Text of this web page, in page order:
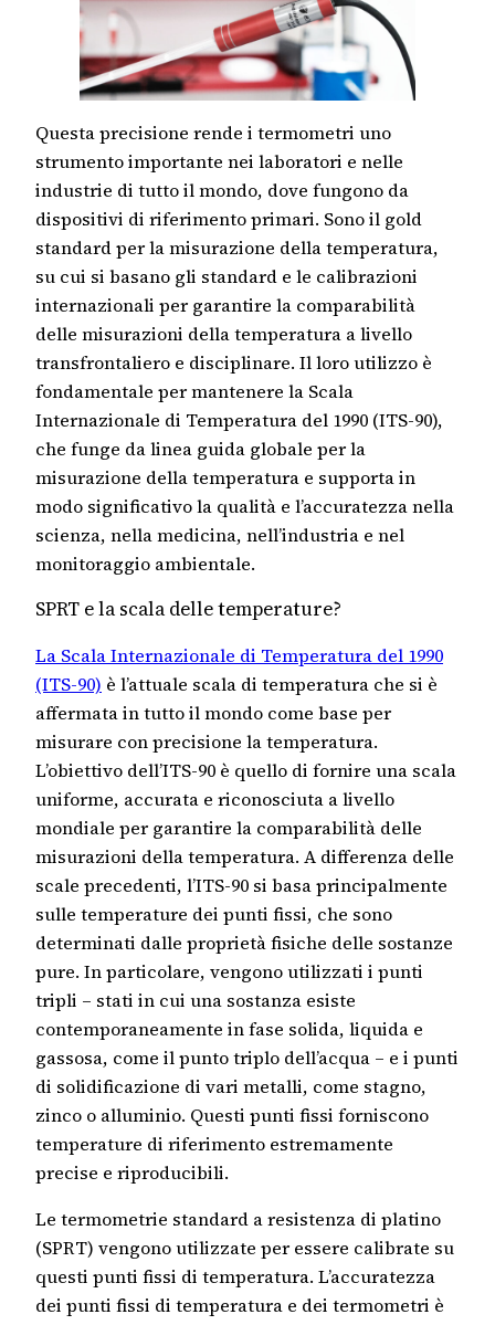
Questa precisione rende i termometri uno
strumento importante nei laboratori e nelle
industrie di tutto il mondo, dove fungono da
dispositivi di riferimento primari. Sono il gold
standard per la misurazione della temperatura,
su cui si basano gli standard e le calibrazioni
internazionali per garantire la comparabilità
delle misurazioni della temperatura a livello
transfrontaliero e disciplinare. Il loro utilizzo è
fondamentale per mantenere la Scala
Internazionale di Temperatura del 1990 (ITS-90),
che funge da linea guida globale per la
misurazione della temperatura e supporta in
modo significativo la qualità e l’accuratezza nella
scienza, nella medicina, nell’industria e nel
monitoraggio ambientale.
SPRT e la scala delle temperature?
La Scala Internazionale di Temperatura del 1990
(ITS-90) è l’attuale scala di temperatura che si è
affermata in tutto il mondo come base per
misurare con precisione la temperatura.
L’obiettivo dell’ITS-90 è quello di fornire una scala
uniforme, accurata e riconosciuta a livello
mondiale per garantire la comparabilità delle
misurazioni della temperatura. A differenza delle
scale precedenti, l’ITS-90 si basa principalmente
sulle temperature dei punti fissi, che sono
determinati dalle proprietà fisiche delle sostanze
pure. In particolare, vengono utilizzati i punti
tripli – stati in cui una sostanza esiste
contemporaneamente in fase solida, liquida e
gassosa, come il punto triplo dell’acqua – e i punti
di solidificazione di vari metalli, come stagno,
zinco o alluminio. Questi punti fissi forniscono
temperature di riferimento estremamente
precise e riproducibili.
Le termometrie standard a resistenza di platino
(SPRT) vengono utilizzate per essere calibrate su
questi punti fissi di temperatura. L’accuratezza
dei punti fissi di temperatura e dei termometri è